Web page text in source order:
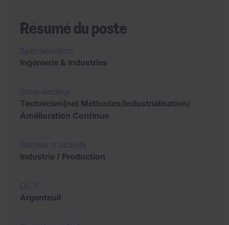
Résumé du poste
Ingénierie & Industries
Technicien(ne) Méthodes/Industrialisation/
Amélioration Continue
Industrie / Production
Argenteuil